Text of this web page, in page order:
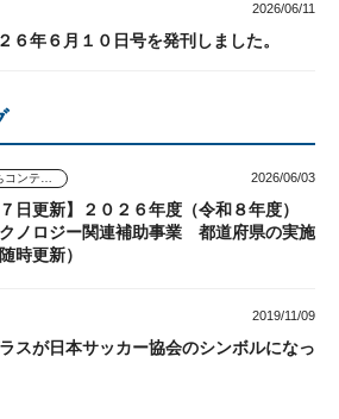
2026/06/11
６年６月１０日号を発刊しました。
2026/06/03
７日更新】２０２６年度（令和８年度）
ノロジー関連補助事業 都道府県の実施
時更新）
2019/11/09
スが日本サッカー協会のシンボルになっ